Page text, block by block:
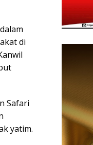
di
Safari
yatim.